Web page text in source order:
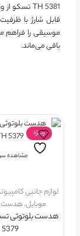
باقی می‌ماند.
ویــژه
مشاهده
لوازم جانبی
موبایل,هدست,
5379